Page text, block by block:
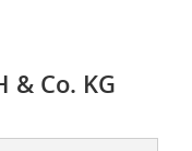
& Co. KG